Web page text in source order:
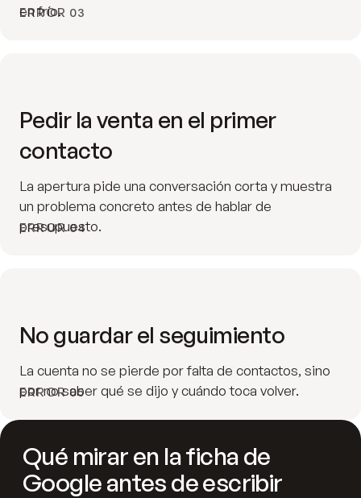
ERROR 03
en frío.
ERROR 04
Pedir la venta en el primer
contacto
La apertura pide una conversación corta y muestra
un problema concreto antes de hablar de
presupuesto.
ERROR 05
No guardar el seguimiento
La cuenta no se pierde por falta de contactos, sino
por no saber qué se dijo y cuándo toca volver.
Qué mirar en la ficha de
Google antes de escribir